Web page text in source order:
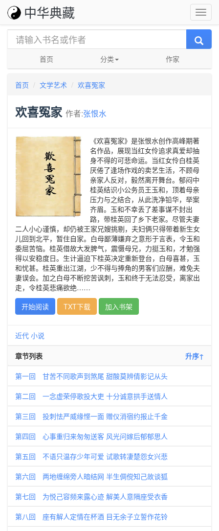
中华典藏
首页 分类 作家
首页 文学艺术 欢喜冤家
欢喜冤家 作者:张恨水
《欢喜冤家》是张恨水创作高峰期著
名作品，展现当红女伶追求真爱却抽
身不得的可悲命运。当红女伶白桂英
厌倦了逢场作戏的卖艺生活，不顾母
亲家人反对，毅然离开舞台。郁闷中
桂英结识小公务员王玉和，顶着母亲
压力与之结合，从此洗净铅华，举案
齐眉。玉和不幸丢了差事谋不封出
路，带桂英回了乡下老家。尽管夫妻
二人小心谨慎，却仍被王家兄嫂挑剔，夫妇俩只得带着新生女
儿回到北平，暂住自家。白母鄙薄嫌弃之意形于言表，令玉和
委屈苦恼。桂英借故大发脾气，震慑母兄，力挺玉和，才勉强
得以安稳度日。生计逼迫下桂英决定重新登台，白母喜甚，玉
和忧甚。桂英重出江湖，少不得与捧角的男客们应酬，难免夫
妻误会。加之白母不断挖苦讽刺，玉和终于无法忍受，离家出
走，令桂英悲痛欲绝……
开始阅读
TXT下载 加入书架
近代 小说
章节列表 升序↑
第一回 甘苦不同歌声到煞尾 甜酸莫辨倩影记从头
第二回 一念虚荣停歌投大吏 十分诚意拱手送情人
第三回 投刺怯严威缘悭一面 赠仪消宿约报止千金
第四回 心事重归来匆匆送客 风光问嫁后郁郁思人
第五回 不语只温存少年可爱 试歌转凄楚怨女兴悲
第六回 两地缠绵旁人暗结网 半生倜傥知己故谈狐
第七回 为悦己容频来露心迹 解美人意隔座受衣香
第八回 座有解人定情在杯酒 目无余子立誓作花铃